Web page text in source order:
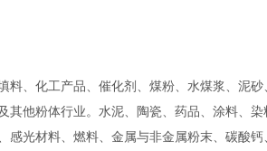
料、化工产品、催化剂、煤粉、水煤浆、泥
其他粉体行业。水泥、陶瓷、药品、涂料、
光材料、燃料、金属与非金属粉末、碳酸钙